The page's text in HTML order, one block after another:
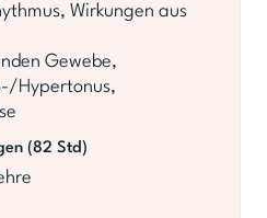
Wirkungen aus
Gewebe,
Hypertonus,
(82 Std)